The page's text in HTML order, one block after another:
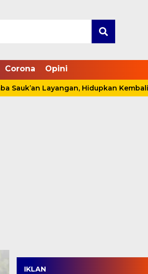
Corona Opini
Layangan, Hidupkan Kembali
IKLAN